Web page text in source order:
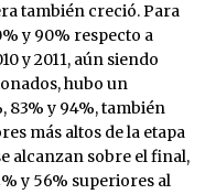
también creció. Para
y 90% respecto a
y 2011, aún siendo
hubo un
83% y 94%, también
más altos de la etapa
alcanzan sobre el final,
y 56% superiores al